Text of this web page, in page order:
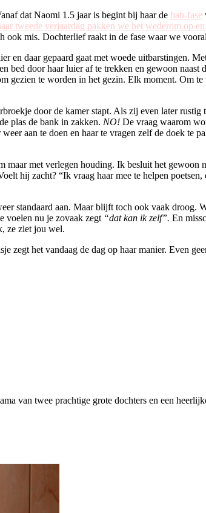
dat Naomi 1.5 jaar is begint bij haar de bah-fase
tweede verjaardag pakken we het wederom op
ook mis. Dochterlief raakt in de fase waar we
en daar gepaard gaat met woede uitbarstingen.
bed door haar luier af te trekken en gewoon
gezien te worden in het gezin. Elk moment. Om
door de kamer stapt. Als zij even later
plas de bank in zakken. NO! De vraag waarom
aan te doen en haar te vragen zelf de doek te
maar met verlegen houding. Ik besluit het
hij zacht? “Ik vraag haar mee te helpen
standaard aan. Maar blijft toch ook vaak
voelen nu je zovaak zegt “dat kan ik zelf”. En
ze ziet jou wel.
zegt het vandaag de dag op haar manier. Even
van twee prachtige grote dochters en een